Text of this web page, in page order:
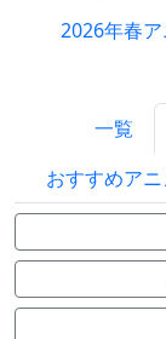
2026年春
一覧
おすすめアニ